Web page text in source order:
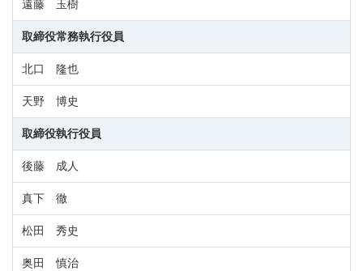
遠藤 玉樹
取締役常務執行役員
北口 隆也
天野 博史
取締役執行役員
後藤 成人
真下 徹
松田 秀史
奥田 慎治